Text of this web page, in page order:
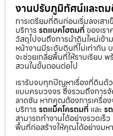
งานปรับภูมิทัศน์และถ
การเตรียมที่ดินก่อนเริ่มลงเส
บริการ รถแบคโฮถมที่ ของเร
วัสดุไปจนถึงการนำดินใหม่เข้า
หน้างานมีระดับดินที่ไม่เท่ากัน
จะช่วยเกลี่ยพื้นที่ให้ราบเรียบ
สวนในขั้นตอนต่อไป
เรารับจบทุกปัญหาเรื่องที่ดินด้
แบบครบวงจร ซึ่งรวมถึงการ
ลาดชัน หากคุณต้องการเครื่อ
บริการ รถแม็คโครถมที่ และ ร
สามารถทำงานได้อย่างรวดเร็
พื้นที่ก่อสร้างให้คุณได้อย่างมห